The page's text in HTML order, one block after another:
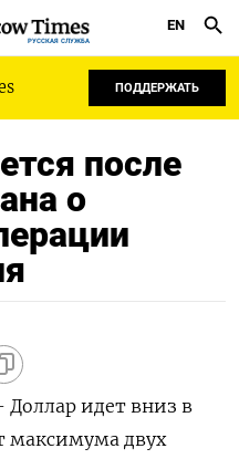
РУССКАЯ СЛУЖБА
EN
ПОДДЕРЖАТЬ
после
о
идет вниз в
максимума двух